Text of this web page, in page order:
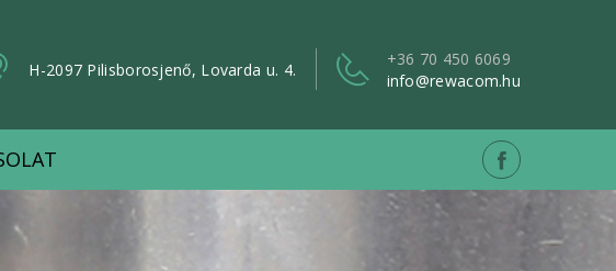
+36 70 450 6069
info@rewacom.hu
H-2097 Pilisborosjenő, Lovarda u. 4.